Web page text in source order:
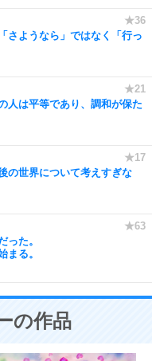
さようなら」ではなく「行っ
人は平等であり、調和が保た
の世界について考えすぎな
った。
まる。
の作品